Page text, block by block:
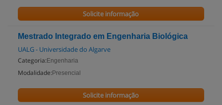
Solicite informação
Mestrado Integrado em Engenharia Biológica
UALG - Universidade do Algarve
Categoria: Engenharia
Modalidade: Presencial
Solicite informação